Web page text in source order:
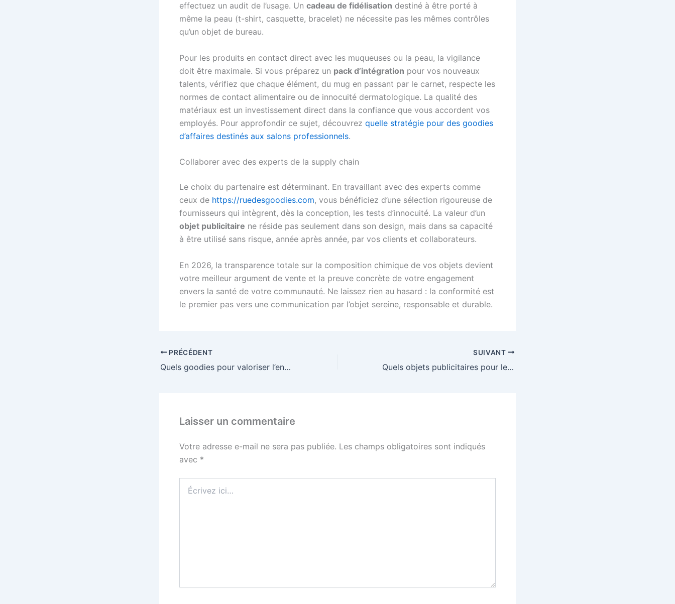
effectuez un audit de l’usage. Un cadeau de fidélisation destiné à être porté à
même la peau (t-shirt, casquette, bracelet) ne nécessite pas les mêmes contrôles
qu’un objet de bureau.
Pour les produits en contact direct avec les muqueuses ou la peau, la vigilance
doit être maximale. Si vous préparez un pack d’intégration pour vos nouveaux
talents, vérifiez que chaque élément, du mug en passant par le carnet, respecte les
normes de contact alimentaire ou de innocuité dermatologique. La qualité des
matériaux est un investissement direct dans la confiance que vous accordent vos
employés. Pour approfondir ce sujet, découvrez quelle stratégie pour des goodies
d’affaires destinés aux salons professionnels.
Collaborer avec des experts de la supply chain
Le choix du partenaire est déterminant. En travaillant avec des experts comme
ceux de https://ruedesgoodies.com, vous bénéficiez d’une sélection rigoureuse de
fournisseurs qui intègrent, dès la conception, les tests d’innocuité. La valeur d’un
objet publicitaire ne réside pas seulement dans son design, mais dans sa capacité
à être utilisé sans risque, année après année, par vos clients et collaborateurs.
En 2026, la transparence totale sur la composition chimique de vos objets devient
votre meilleur argument de vente et la preuve concrète de votre engagement
envers la santé de votre communauté. Ne laissez rien au hasard : la conformité est
le premier pas vers une communication par l’objet sereine, responsable et durable.
PRÉCÉDENT
Quels goodies pour valoriser l’engagement environnemental des clients en 2026 ?
SUIVANT
Quels objets publicitaires pour les agences de communication événementielle en 2026 ?
Laisser un commentaire
Votre adresse e-mail ne sera pas publiée. Les champs obligatoires sont indiqués
avec *
ici…